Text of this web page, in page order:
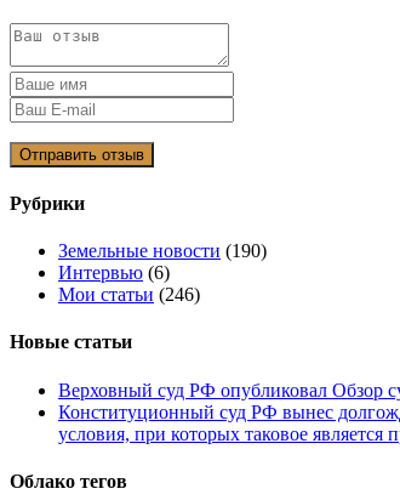
Рубрики
Земельные новости (190)
Интервью (6)
Мои статьи (246)
Новые статьи
Верховный суд РФ опубликовал Обзор
Конституционный суд РФ вынес
условия, при которых таковое является
Облако тегов